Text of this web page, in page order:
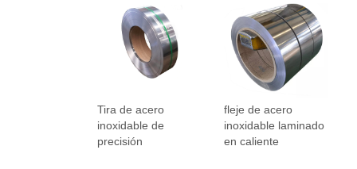
Tira de acero
inoxidable de
precisión
fleje de acero
inoxidable laminado
en caliente